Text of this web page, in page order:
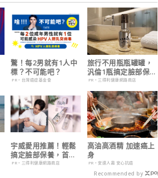
驚！每2男就有1人中
標？不可能吧？
PR・台灣癌症基金會
旅行不用瓶瓶罐罐，
汎倫1瓶搞定臉部保
養！
PR・三得利健康網路商店
宇威愛用推薦！輕鬆
搞定臉部保養，首購
只要$390
PR・三得利健康網路商店
高油高酒精 加速癌上
身
PR・安達人壽 安心抗癌
Recommended by